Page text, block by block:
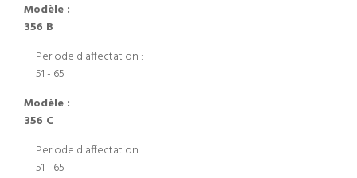
Modèle :
356 B
Periode d'affectation :
51 - 65
Modèle :
356 C
Periode d'affectation :
51 - 65